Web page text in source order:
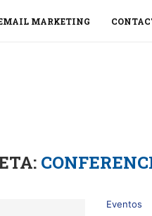
MARKETING
Eventos